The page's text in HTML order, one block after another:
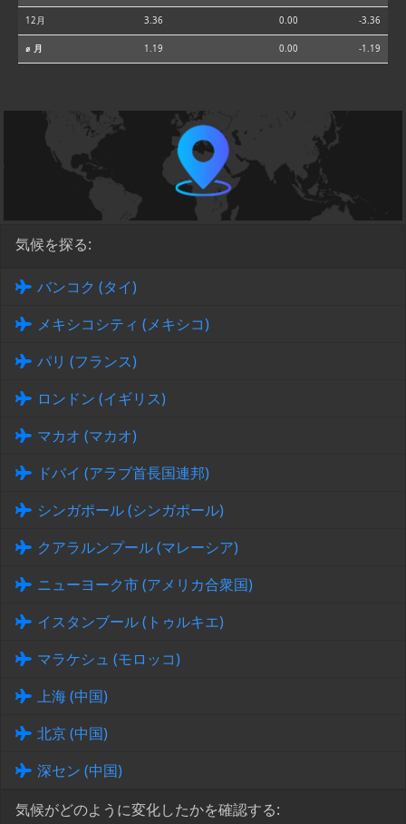
12月 3.36 0.00 -3.36
⌀ 月 1.19 0.00 -1.19
気候を探る:
バンコク (タイ)
メキシコシティ (メキシコ)
パリ (フランス)
ロンドン (イギリス)
マカオ (マカオ)
ドバイ (アラブ首長国連邦)
シンガポール (シンガポール)
クアラルンプール (マレーシア)
ニューヨーク市 (アメリカ合衆国)
イスタンブール (トゥルキエ)
マラケシュ (モロッコ)
上海 (中国)
北京 (中国)
深セン (中国)
気候がどのように変化したかを確認する: